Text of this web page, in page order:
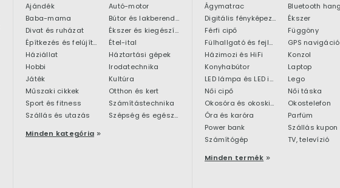
Ajándék
Autó-motor
Baba-mama
Bútor és lakberendezés
Divat és ruházat
Ékszer és kiegészítő
Építkezés és felújítás
Étel-ital
Háziállat
Háztartási gépek
Hobbi
Irodatechnika
Játék
Kultúra
Műszaki cikkek
Otthon és kert
Sport és fitness
Számítástechnika
Szállás és utazás
Szépség és egészség
Minden kategória
Ágymatrac
Digitális fényképezőgép
Ékszer
Férfi cipő
Függöny
Fülhallgató és fejlhallgató
GPS navigáció
Házimozi és HiFi
Konzol
Konyhabútor
Laptop
LED lámpa és LED izzó
Lego
Női cipő
Női táska
Okosóra és okoskiegészítő
Okostelefon
Óra és karóra
Parfüm
Power bank
Szállás kupon
Számítógép
TV, televízió
Minden termék